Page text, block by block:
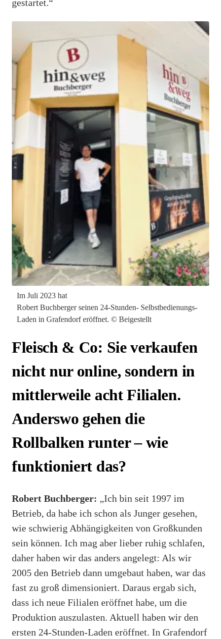
gestartet.“
Im Juli 2023 hat
Robert Buchberger seinen 24-Stunden- Selbstbedienungs-
Laden in Grafendorf eröffnet. © Beigestellt
Fleisch & Co: Sie verkaufen
nicht nur online, sondern in
mittlerweile acht Filialen.
Anderswo gehen die
Rollbalken runter – wie
funktioniert das?
Robert Buchberger: „Ich bin seit 1997 im
Betrieb, da habe ich schon als Junger gesehen,
wie schwierig Abhängigkeiten von Großkunden
sein können. Ich mag aber lieber ruhig schlafen,
daher haben wir das anders angelegt: Als wir
2005 den Betrieb dann umgebaut haben, war das
fast zu groß dimensioniert. Daraus ergab sich,
dass ich neue Filialen eröffnet habe, um die
Produktion auszulasten. Aktuell haben wir den
ersten 24-Stunden-Laden eröffnet. In Grafendorf